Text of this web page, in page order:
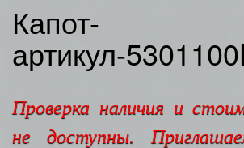
Капот-
артикул-
Проверка наличия и
не доступны.